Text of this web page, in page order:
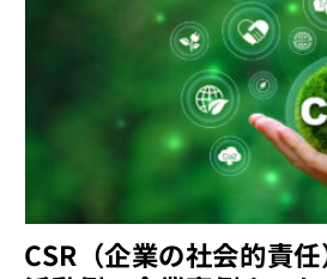
CSR（企業の社会的責